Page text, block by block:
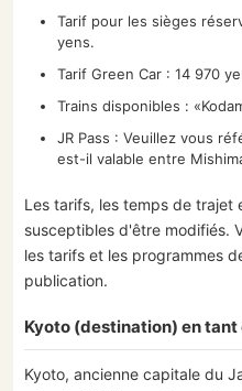
Tarif pour les sièges
yens.
Tarif Green Car : 14 970
Trains disponibles :
JR Pass : Veuillez vous
est-il valable entre
Les tarifs, les temps de trajet
susceptibles d'être modifiés.
les tarifs et les programmes
publication.
Kyoto (destination) en
Kyoto, ancienne capitale du